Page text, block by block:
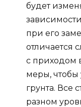
будет
при его
отличается
с приходом
меры, чтобы
грунта. Все
разном